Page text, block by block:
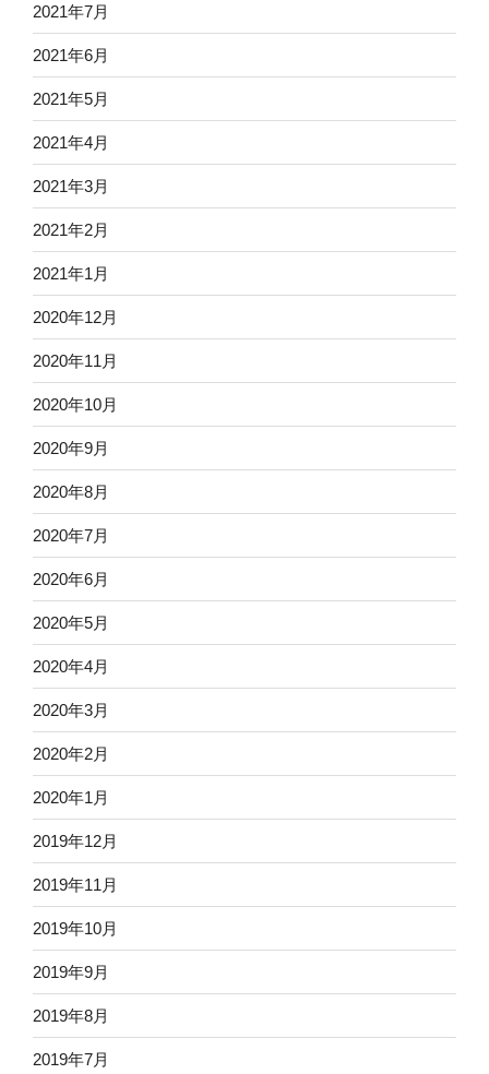
2021年7月
2021年6月
2021年5月
2021年4月
2021年3月
2021年2月
2021年1月
2020年12月
2020年11月
2020年10月
2020年9月
2020年8月
2020年7月
2020年6月
2020年5月
2020年4月
2020年3月
2020年2月
2020年1月
2019年12月
2019年11月
2019年10月
2019年9月
2019年8月
2019年7月